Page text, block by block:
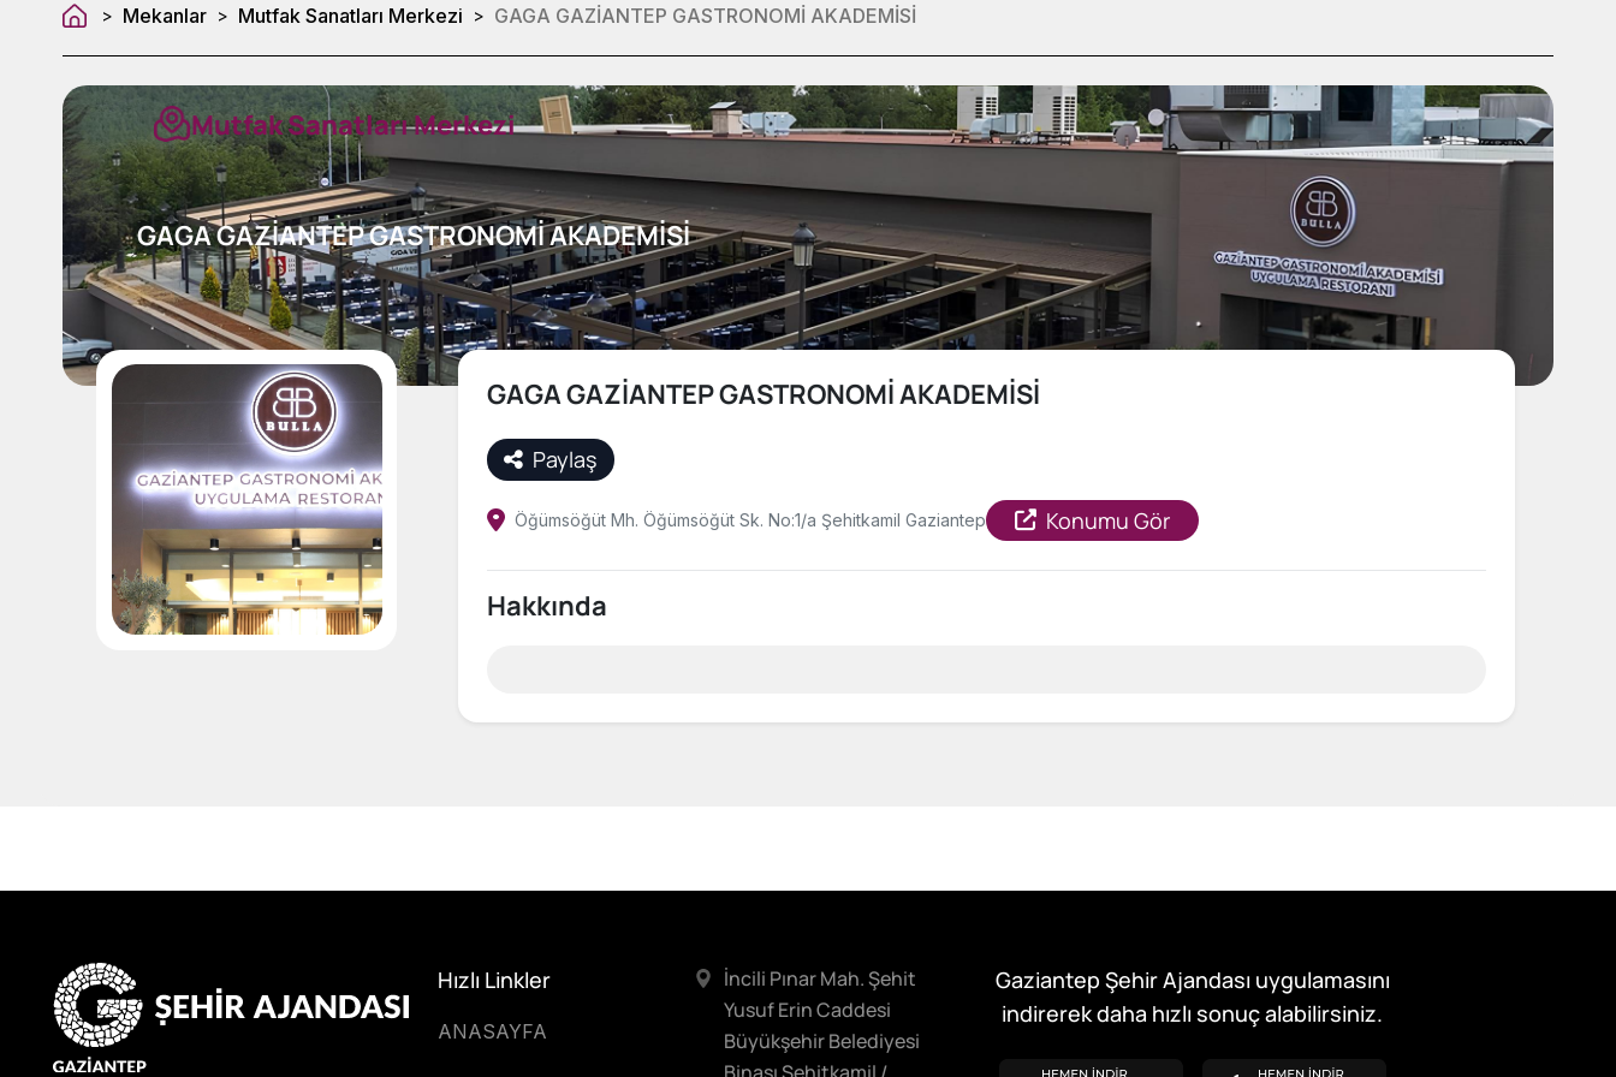
> Mekanlar > Mutfak Sanatları Merkezi > GAGA GAZİANTEP GASTRONOMİ AKADEMİSİ
Mutfak Sanatları Merkezi
GAGA GAZİANTEP GASTRONOMİ AKADEMİSİ
GAGA GAZİANTEP GASTRONOMİ AKADEMİSİ
Paylaş
Öğümsöğüt Mh. Öğümsöğüt Sk. No:1/a Şehitkamil Gaziantep Konumu Gör
Hakkında
Hızlı Linkler
ANASAYFA
İncili Pınar Mah. Şehit
Yusuf Erin Caddesi
Büyükşehir Belediyesi
Gaziantep Şehir Ajandası uygulamasını
indirerek daha hızlı sonuç alabilirsiniz.